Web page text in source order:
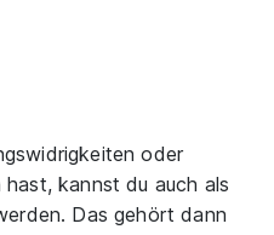
oder
kannst du auch als
Das gehört dann